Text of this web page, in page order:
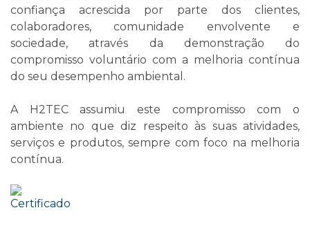
confiança acrescida por parte dos clientes,
colaboradores, comunidade envolvente e
sociedade, através da demonstração do
compromisso voluntário com a melhoria contínua
do seu desempenho ambiental.
A H2TEC assumiu este compromisso com o
ambiente no que diz respeito às suas atividades,
serviços e produtos, sempre com foco na melhoria
contínua.